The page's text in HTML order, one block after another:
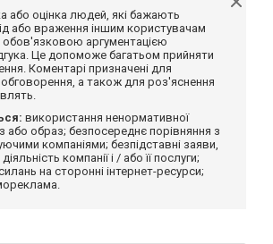
або оцінка людей, які бажають
або враження іншим користувачам
обов'язковою аргументацією
Це допоможе багатьом прийняти
Коментарі призначені для
обговорення, а також для роз'яснення
використання ненормативної
або образ; безпосереднє порівняння з
компаніями; безпідставні заяви,
компанії і / або її послуги;
на сторонні інтернет-ресурси;